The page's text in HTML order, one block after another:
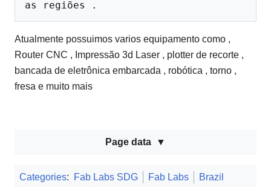
Atualmente possuimos varios equipamento como ,
Router CNC , Impressão 3d Laser , plotter de recorte ,
bancada de eletrônica embarcada , robótica , torno ,
fresa e muito mais
Page data
Categories: Fab Labs SDG Fab Labs
Brazil